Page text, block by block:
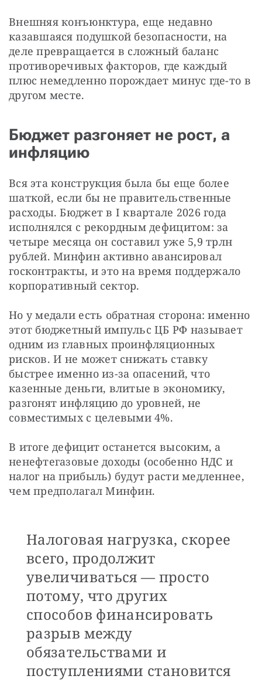
Внешняя конъюнктура, еще недавно
казавшаяся подушкой безопасности, на
деле превращается в сложный баланс
противоречивых факторов, где каждый
плюс немедленно порождает минус где-то в
другом месте.
Бюджет разгоняет не рост, а
инфляцию
Вся эта конструкция была бы еще более
шаткой, если бы не правительственные
расходы. Бюджет в I квартале 2026 года
исполнялся с рекордным дефицитом: за
четыре месяца он составил уже 5,9 трлн
рублей. Минфин активно авансировал
госконтракты, и это на время поддержало
корпоративный сектор.
Но у медали есть обратная сторона: именно
этот бюджетный импульс ЦБ РФ называет
одним из главных проинфляционных
рисков. И не может снижать ставку
быстрее именно из-за опасений, что
казенные деньги, влитые в экономику,
разгонят инфляцию до уровней, не
совместимых с целевыми 4%.
В итоге дефицит останется высоким, а
ненефтегазовые доходы (особенно НДС и
налог на прибыль) будут расти медленнее,
чем предполагал Минфин.
Налоговая нагрузка, скорее
всего, продолжит
увеличиваться — просто
потому, что других
способов финансировать
разрыв между
обязательствами и
поступлениями становится